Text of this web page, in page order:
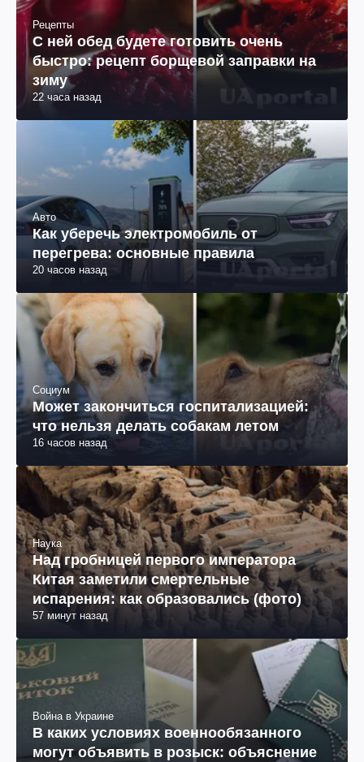
Рецепты
С ней обед будете готовить очень
быстро: рецепт борщевой заправки на
зиму
22 часа назад
Авто
Как уберечь электромобиль от
перегрева: основные правила
20 часов назад
Социум
Может закончиться госпитализацией:
что нельзя делать собакам летом
16 часов назад
Наука
Над гробницей первого императора
Китая заметили смертельные
испарения: как образовались (фото)
57 минут назад
Война в Украине
В каких условиях военнообязанного
могут объявить в розыск: объяснение